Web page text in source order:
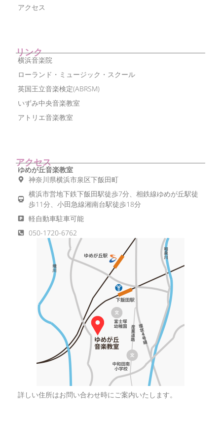
アクセス
リンク
横浜音楽院
ローランド・ミュージック・スクール
英国王立音楽検定(ABRSM)
いずみ中央音楽教室
アトリエ音楽教室
アクセス
ゆめが丘音楽教室
神奈川県横浜市泉区下飯田町
横浜市営地下鉄下飯田駅徒歩7分、相鉄線ゆめが丘駅徒
歩11分、小田急線湘南台駅徒歩18分
軽自動車駐車可能
050-1720-6762
詳しい住所はお問い合わせ時にご案内いたします。